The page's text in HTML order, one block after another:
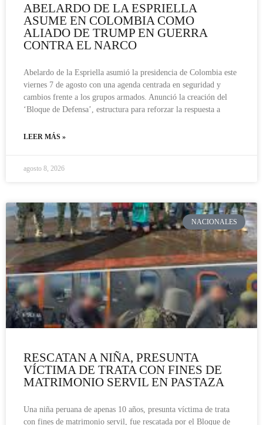
ABELARDO DE LA ESPRIELLA
ASUME EN COLOMBIA COMO
ALIADO DE TRUMP EN GUERRA
CONTRA EL NARCO
Abelardo de la Espriella asumió la presidencia de Colombia este
viernes 7 de agosto con una agenda centrada en seguridad y
cambios frente a los grupos armados. Anunció la creación del
‘Bloque de Defensa’, estructura para reforzar la respuesta a
LEER MÁS »
agosto 8, 2026
NACIONALES
RESCATAN A NIÑA, PRESUNTA
VÍCTIMA DE TRATA CON FINES DE
MATRIMONIO SERVIL EN PASTAZA
Una niña peruana de apenas 10 años, presunta víctima de trata
con fines de matrimonio servil, fue rescatada por el Bloque de